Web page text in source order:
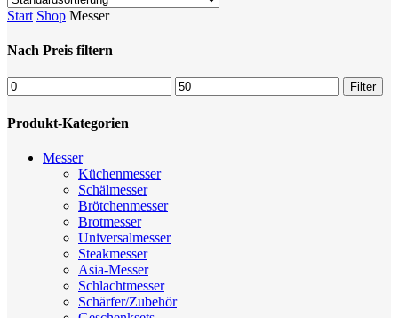
Start Shop Messer
Nach Preis filtern
Min.
Preis
Max.
Preis
Filter
Produkt-Kategorien
Messer
Küchenmesser
Schälmesser
Brötchenmesser
Brotmesser
Universalmesser
Steakmesser
Asia-Messer
Schlachtmesser
Schärfer/Zubehör